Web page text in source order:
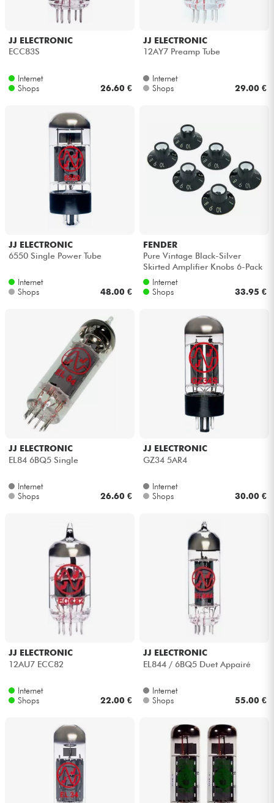
JJ ELECTRONIC
ECC83S
Internet
Shops
26.60 €
JJ ELECTRONIC
12AY7 Preamp Tube
Internet
Shops
29.00 €
JJ ELECTRONIC
6550 Single Power Tube
Internet
Shops
48.00 €
FENDER
Pure Vintage Black-Silver
Skirted Amplifier Knobs 6-Pack
Internet
Shops
33.95 €
JJ ELECTRONIC
EL84 6BQ5 Single
Internet
Shops
26.60 €
JJ ELECTRONIC
GZ34 5AR4
Internet
Shops
30.00 €
JJ ELECTRONIC
12AU7 ECC82
Internet
Shops
22.00 €
JJ ELECTRONIC
EL844 / 6BQ5 Duet Appairé
Internet
Shops
55.00 €